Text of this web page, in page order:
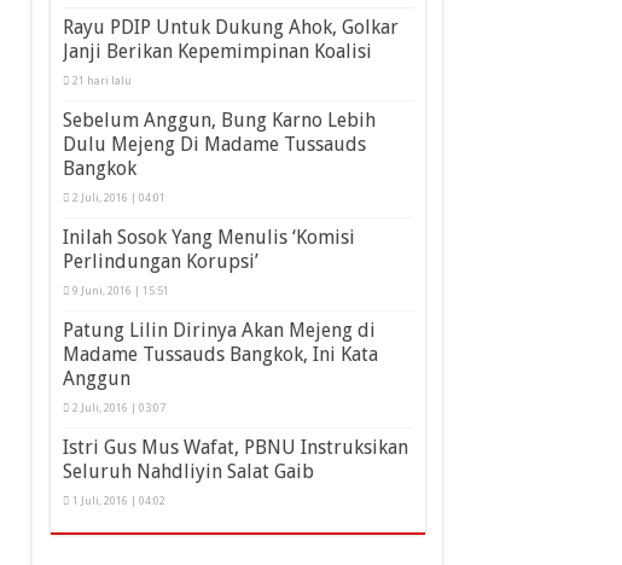
Rayu PDIP Untuk Dukung Ahok, Golkar
Janji Berikan Kepemimpinan Koalisi
21 hari lalu
Sebelum Anggun, Bung Karno Lebih
Dulu Mejeng Di Madame Tussauds
Bangkok
2 Juli, 2016 | 04:01
Inilah Sosok Yang Menulis ‘Komisi
Perlindungan Korupsi’
9 Juni, 2016 | 15:51
Patung Lilin Dirinya Akan Mejeng di
Madame Tussauds Bangkok, Ini Kata
Anggun
2 Juli, 2016 | 03:07
Istri Gus Mus Wafat, PBNU Instruksikan
Seluruh Nahdliyin Salat Gaib
1 Juli, 2016 | 04:02